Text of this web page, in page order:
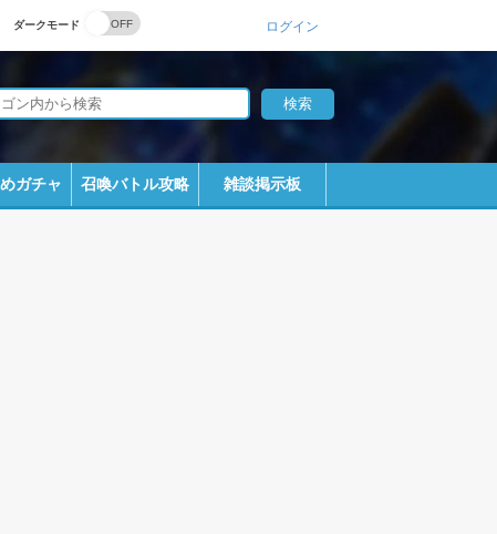
ダークモード ログイン
ガチャ 召喚バトル攻略 雑談掲示板